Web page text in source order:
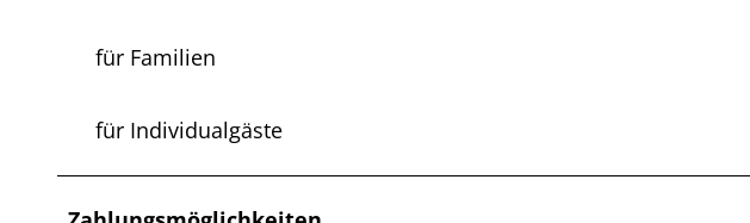
für Familien
für Individualgäste